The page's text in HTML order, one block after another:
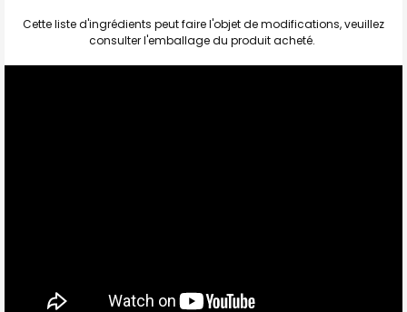
Cette liste d'ingrédients peut faire l'objet de modifications, veuillez
consulter l'emballage du produit acheté.